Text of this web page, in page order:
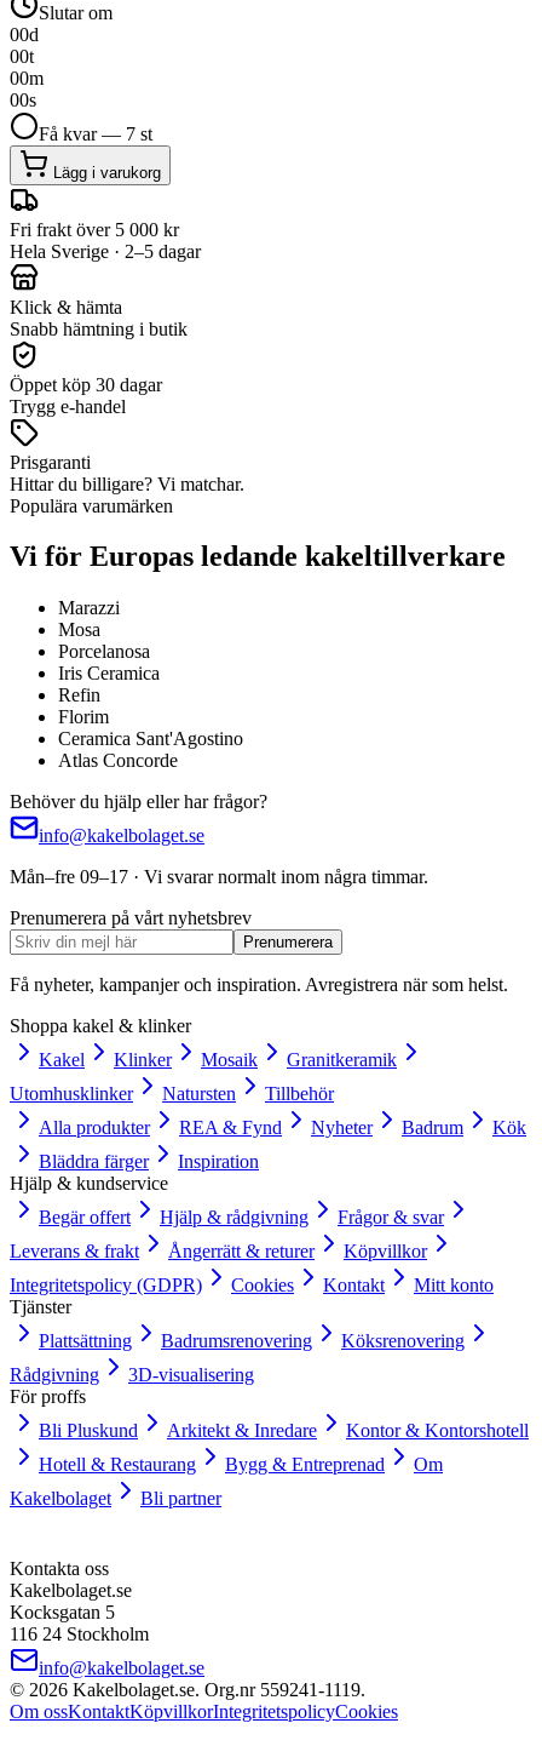
Slutar om
00d
00t
00m
00s
Få kvar — 7 st
Lägg i varukorg
Fri frakt över 5 000 kr
Hela Sverige · 2–5 dagar
Klick & hämta
Snabb hämtning i butik
Öppet köp 30 dagar
Trygg e-handel
Prisgaranti
Hittar du billigare? Vi matchar.
Populära varumärken
Vi för Europas ledande kakeltillverkare
Marazzi
Mosa
Porcelanosa
Iris Ceramica
Refin
Florim
Ceramica Sant'Agostino
Atlas Concorde
Behöver du hjälp eller har frågor?
info@kakelbolaget.se
Mån–fre 09–17 · Vi svarar normalt inom några timmar.
Prenumerera på vårt nyhetsbrev
Prenumerera
Få nyheter, kampanjer och inspiration. Avregistrera när som helst.
Shoppa kakel & klinker
Kakel
Klinker Mosaik
Granitkeramik
Utomhusklinker
Natursten
Tillbehör
Alla produkter
REA & Fynd Nyheter Badrum
Kök
Bläddra färger
Inspiration
Hjälp & kundservice
Begär offert
Hjälp & rådgivning
Frågor & svar
Leverans & frakt
Ångerrätt & returer
Köpvillkor
Integritetspolicy (GDPR)
Cookies Kontakt
Mitt konto
Tjänster
Plattsättning
Badrumsrenovering
Köksrenovering
Rådgivning
3D-visualisering
För proffs
Bli Pluskund
Arkitekt & Inredare
Kontor & Kontorshotell
Hotell & Restaurang
Bygg & Entreprenad
Om
Kakelbolaget
Bli partner
Kontakta oss
Kakelbolaget.se
Kocksgatan 5
116 24 Stockholm
info@kakelbolaget.se
© 2026 Kakelbolaget.se. Org.nr 559241‑1119.
Om ossKontaktKöpvillkorIntegritetspolicyCookies